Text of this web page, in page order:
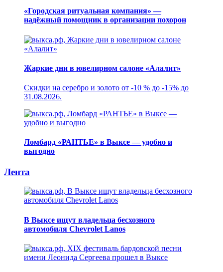
«Городская ритуальная компания» —
надёжный помощник в организации похорон
Жаркие дни в ювелирном салоне «Алалит»
Скидки на серебро и золото от -10 % до -15% до
31.08.2026.
Ломбард «РАНТЬЕ» в Выксе — удобно и
выгодно
Лента
В Выксе ищут владельца бесхозного
автомобиля Chevrolet Lanos